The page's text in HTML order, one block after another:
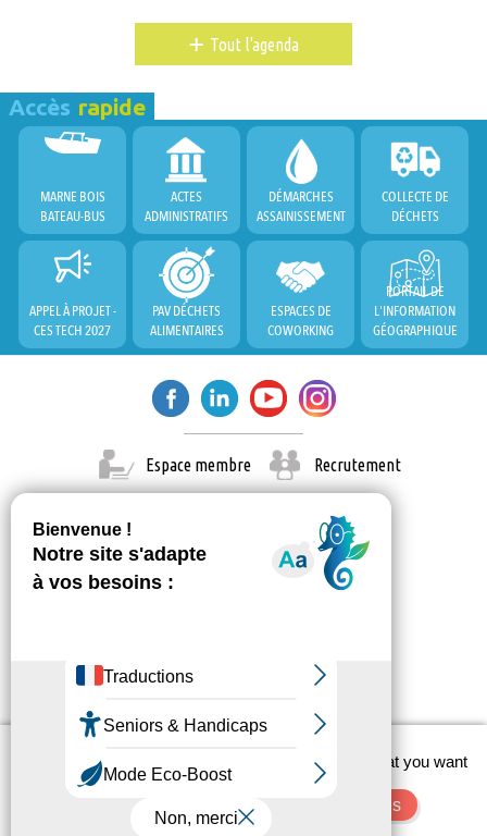
+ Tout l'agenda
Accès rapide
MARNE BOIS
BATEAU-BUS
ACTES
ADMINISTRATIFS
DÉMARCHES
ASSAINISSEMENT
COLLECTE DE
DÉCHETS
APPEL À PROJET -
CES TECH 2027
PAV DÉCHETS
ALIMENTAIRES
ESPACES DE
COWORKING
PORTAIL DE
L'INFORMATION
GÉOGRAPHIQUE
Espace membre Recrutement
© Paris Est Marne & Bois 2026
Administration
Mentions légales
This site uses cookies and gives you control over what you want
to activate
Deny all cookies